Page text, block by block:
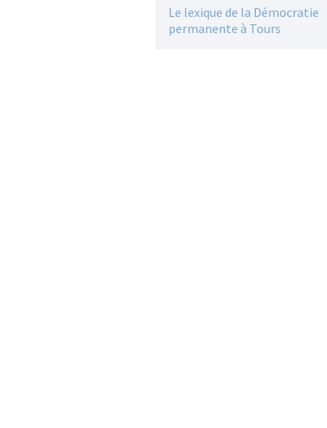
Le lexique de la Démocratie
permanente à Tours